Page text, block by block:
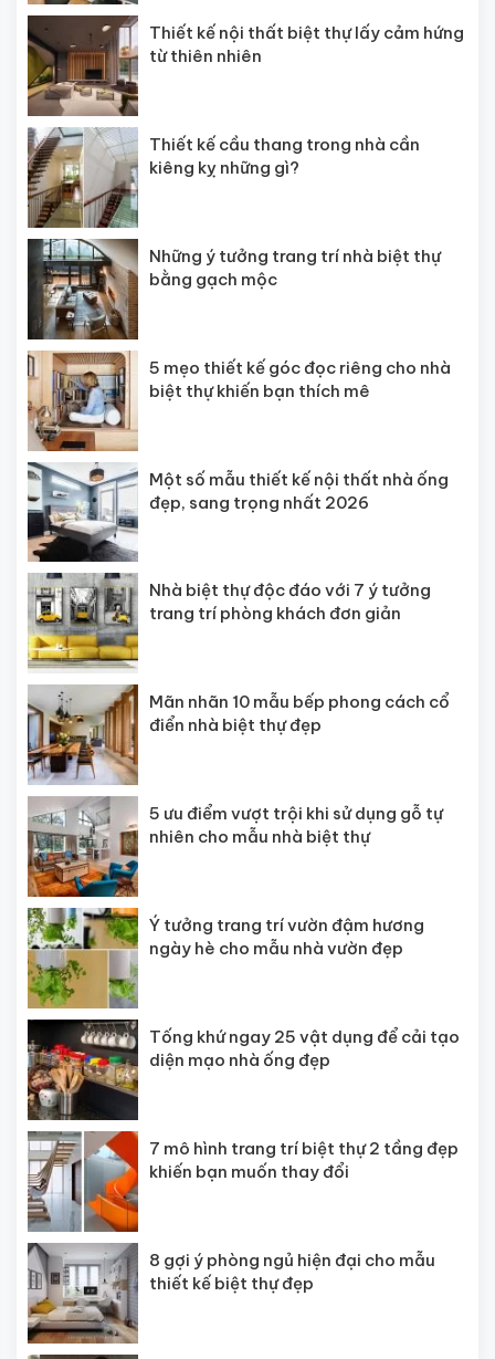
Thiết kế nội thất biệt thự lấy cảm hứng
từ thiên nhiên
Thiết kế cầu thang trong nhà cần
kiêng kỵ những gì?
Những ý tưởng trang trí nhà biệt thự
bằng gạch mộc
5 mẹo thiết kế góc đọc riêng cho nhà
biệt thự khiến bạn thích mê
Một số mẫu thiết kế nội thất nhà ống
đẹp, sang trọng nhất 2026
Nhà biệt thự độc đáo với 7 ý tưởng
trang trí phòng khách đơn giản
Mãn nhãn 10 mẫu bếp phong cách cổ
điển nhà biệt thự đẹp
5 ưu điểm vượt trội khi sử dụng gỗ tự
nhiên cho mẫu nhà biệt thự
Ý tưởng trang trí vườn đậm hương
ngày hè cho mẫu nhà vườn đẹp
Tống khứ ngay 25 vật dụng để cải tạo
diện mạo nhà ống đẹp
7 mô hình trang trí biệt thự 2 tầng đẹp
khiến bạn muốn thay đổi
8 gợi ý phòng ngủ hiện đại cho mẫu
thiết kế biệt thự đẹp